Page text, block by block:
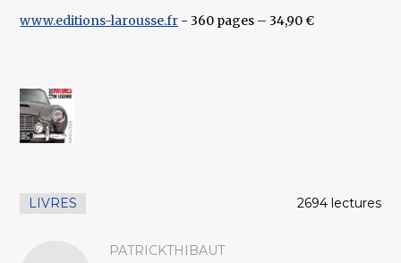
www.editions-larousse.fr - 360 pages – 34,90 €
LIVRES 2694 lectures
PATRICKTHIBAUT